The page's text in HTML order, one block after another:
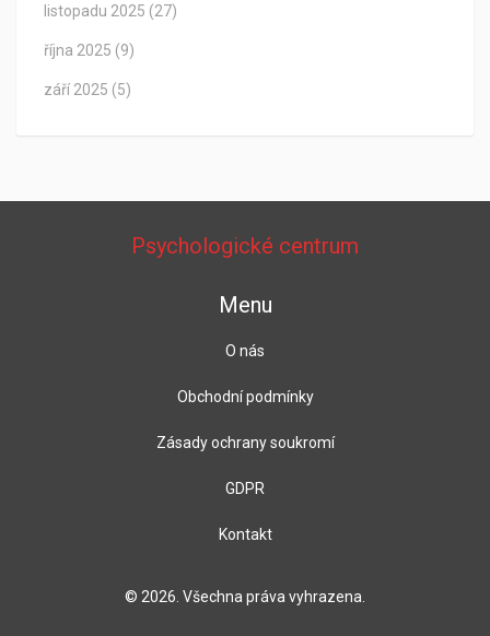
listopadu 2025 (27)
října 2025 (9)
září 2025 (5)
Psychologické centrum
Menu
O nás
Obchodní podmínky
Zásady ochrany soukromí
GDPR
Kontakt
© 2026. Všechna práva vyhrazena.